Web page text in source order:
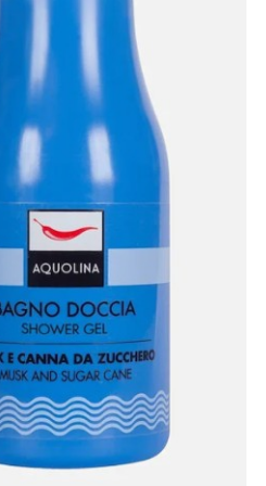
profumi
nature
Fragranze
Nature
Donna
L’OCCITANE
EDT
FIORI